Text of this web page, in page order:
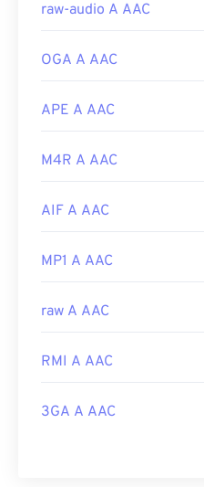
raw-audio A AAC
OGA A AAC
APE A AAC
M4R A AAC
AIF A AAC
MP1 A AAC
raw A AAC
RMI A AAC
3GA A AAC